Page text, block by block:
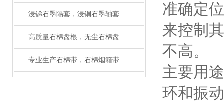
浸锑石墨隔套，浸铜石墨轴套，浸铜石墨管应用性能
高质量石棉盘根，无尘石棉盘根性能介绍
专业生产石棉带，石棉烟箱带厂家质量保证
准确定
来控制
不高。
主要用
环和振